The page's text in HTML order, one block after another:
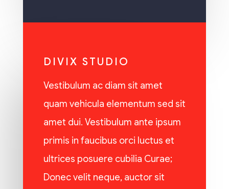
DIVIX STUDIO
Vestibulum ac diam sit amet
quam vehicula elementum sed sit
amet dui. Vestibulum ante ipsum
primis in faucibus orci luctus et
ultrices posuere cubilia Curae;
Donec velit neque, auctor sit